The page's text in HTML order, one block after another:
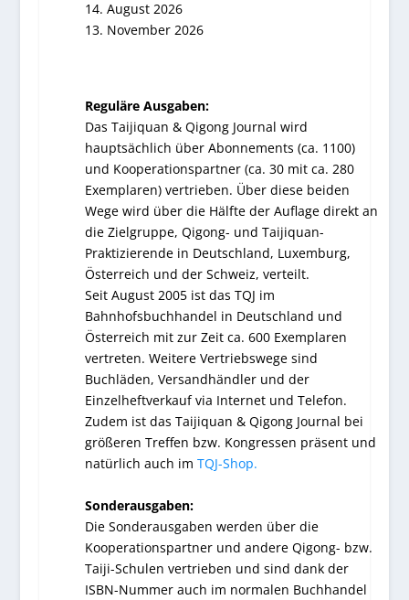
14. August 2026
13. November 2026
Reguläre Ausgaben:
Das Taijiquan & Qigong Journal wird
hauptsächlich über Abonnements (ca. 1100)
und Kooperationspartner (ca. 30 mit ca. 280
Exemplaren) vertrieben. Über diese beiden
Wege wird über die Hälfte der Auflage direkt an
die Zielgruppe, Qigong- und Taijiquan-
Praktizierende in Deutschland, Luxemburg,
Österreich und der Schweiz, verteilt.
Seit August 2005 ist das TQJ im
Bahnhofsbuchhandel in Deutschland und
Österreich mit zur Zeit ca. 600 Exemplaren
vertreten. Weitere Vertriebswege sind
Buchläden, Versandhändler und der
Einzelheftverkauf via Internet und Telefon.
Zudem ist das Taijiquan & Qigong Journal bei
größeren Treffen bzw. Kongressen präsent und
natürlich auch im TQJ-Shop.
Sonderausgaben:
Die Sonderausgaben werden über die
Kooperationspartner und andere Qigong- bzw.
Taiji-Schulen vertrieben und sind dank der
ISBN-Nummer auch im normalen Buchhandel